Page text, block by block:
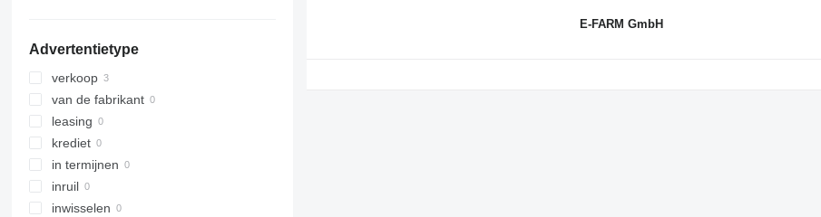
Advertentietype
verkoop
van de fabrikant
leasing
krediet
in termijnen
inruil
inwisselen
E-FARM GmbH